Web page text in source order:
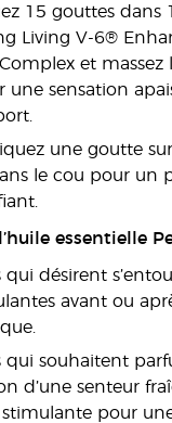
15 gouttes dans
Living V-6®
et massez
une sensation
une goutte
le cou pour un
essentielle
qui désirent
avant ou
qui souhaitent
d’une senteur
pour